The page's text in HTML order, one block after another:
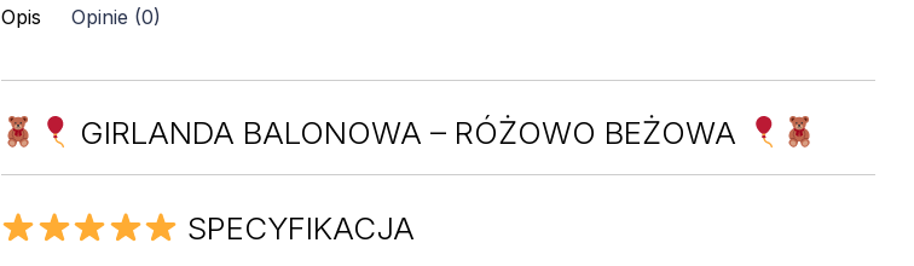
RÓŻOWA
100szt
Opis Opinie (0)
GIRLANDA BALONOWA – RÓŻOWO BEŻOWA
SPECYFIKACJA